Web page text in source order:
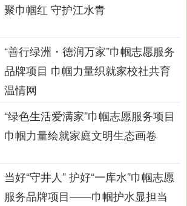
聚巾帼红 守护江水青
“善行绿洲・德润万家”巾帼志愿服务
品牌项目 巾帼力量织就家校社共育
温情网
“绿色生活爱满家”巾帼志愿服务项目
巾帼力量绘就家庭文明生态画卷
当好“守井人” 护好“一库水”巾帼志愿
服务品牌项目——巾帼护水显担当